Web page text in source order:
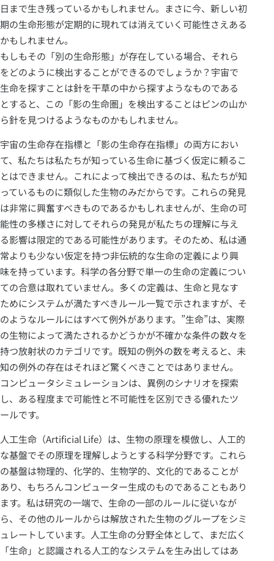
日まで生き残っているかもしれません。まさに今、新しい初
期の生命形態が定期的に現れては消えていく可能性さえある
かもしれません。
もしもその「別の生命形態」が存在している場合、それら
をどのように検出することができるのでしょうか？宇宙で
生命を探すことは針を干草の中から探すようなものである
とすると、この「影の生命圏」を検出することはピンの山か
ら針を見つけるようなものかもしれません。
宇宙の生命存在指標と「影の生命存在指標」の両方におい
て、私たちは私たちが知っている生命に基づく仮定に頼るこ
とはできません。これによって検出できるのは、私たちが知
っているものに類似した生物のみだからです。これらの発見
は非常に興奮すべきものであるかもしれませんが、生命の可
能性の多様さに対してそれらの発見が私たちの理解に与え
る影響は限定的である可能性があります。そのため、私は通
常よりも少ない仮定を持つ非伝統的な生命の定義により興
味を持っています。科学の各分野で単一の生命の定義につい
ての合意は取れていません。多くの定義は、生命と見なす
ためにシステムが満たすべきルール一覧で示されますが、そ
のようなルールにはすべて例外があります。”生命”は、実際
の生物によって満たされるかどうかが不確かな条件の数々を
持つ放射状のカテゴリです。既知の例外の数を考えると、未
知の例外の存在はそれほど驚くべきことではありません。
コンピュータシミュレーションは、異例のシナリオを探索
し、ある程度まで可能性と不可能性を区別できる優れたツ
ールです。
人工生命（Artificial Life）は、生物の原理を模倣し、人工的
な基盤でその原理を理解しようとする科学分野です。これら
の基盤は物理的、化学的、生物学的、文化的であることが
あり、もちろんコンピューター生成のものであることもあり
ます。私は研究の一端で、生命の一部のルールに従いなが
ら、その他のルールからは解放された生物のグループをシミ
ュレートしています。人工生命の分野全体として、まだ広く
「生命」と認識される人工的なシステムを生み出してはあ